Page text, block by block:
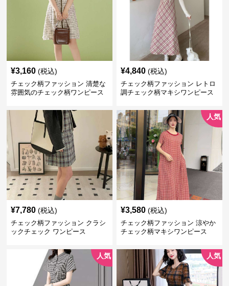
¥3,160 (税込)
チェック柄ファッション 清楚な
雰囲気のチェック柄ワンピース
¥4,840 (税込)
チェック柄ファッション レトロ
調チェック柄マキシワンピース
¥7,780 (税込)
チェック柄ファッション クラシ
ックチェック ワンピース
人気
¥3,580 (税込)
チェック柄ファッション 涼やか
チェック柄マキシワンピース
人気 人気